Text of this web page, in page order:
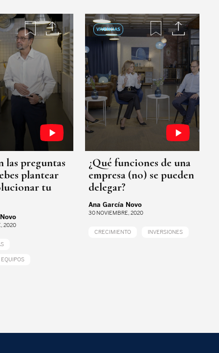
las preguntas
plantear
tu
2020
VIVENCIAS
¿Qué funciones de una
empresa (no) se pueden
delegar?
Ana García Novo
30 NOVIEMBRE, 2020
CRECIMIENTO INVERSIONES